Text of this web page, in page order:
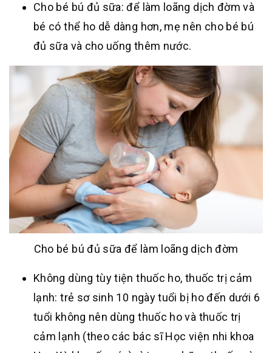
Cho bé bú đủ sữa: để làm loãng dịch đờm và
bé có thể ho dễ dàng hơn, mẹ nên cho bé bú
đủ sữa và cho uống thêm nước.
Cho bé bú đủ sữa để làm loãng dịch đờm
Không dùng tùy tiện thuốc ho, thuốc trị cảm
lạnh: trẻ sơ sinh 10 ngày tuổi bị ho đến dưới 6
tuổi không nên dùng thuốc ho và thuốc trị
cảm lạnh (theo các bác sĩ Học viện nhi khoa